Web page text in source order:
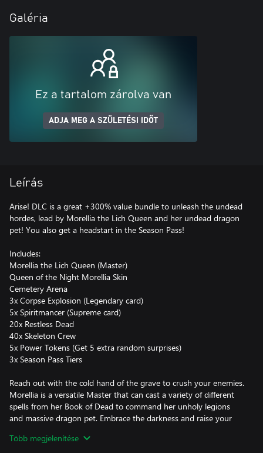
Galéria
Ez a tartalom zárolva van
ADJA MEG A SZÜLETÉSI IDŐT
Leírás
Arise! DLC is a great +300% value bundle to unleash the undead
hordes, lead by Morellia the Lich Queen and her undead dragon
pet! You also get a headstart in the Season Pass!
Includes:
Morellia the Lich Queen (Master)
Queen of the Night Morellia Skin
Cemetery Arena
3x Corpse Explosion (Legendary card)
5x Spiritmancer (Supreme card)
20x Restless Dead
40x Skeleton Crew
5x Power Tokens (Get 5 extra random surprises)
3x Season Pass Tiers
Reach out with the cold hand of the grave to crush your enemies.
Morellia is a versatile Master that can cast a variety of different
spells from her Book of Dead to command her unholy legions
and massive dragon pet. Embrace the darkness and raise your
Corpse Explosion!
Több megjelenítése